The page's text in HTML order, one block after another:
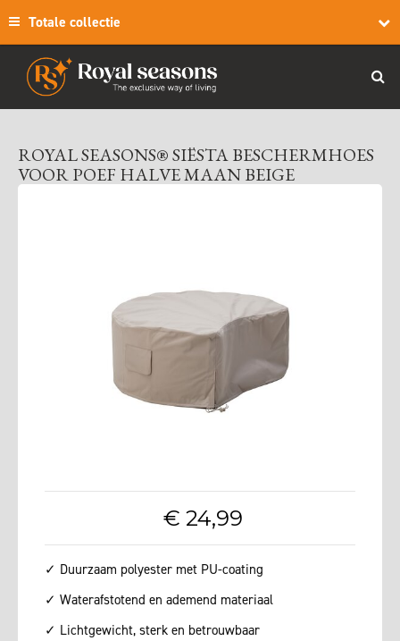
Totale collectie
ROYAL SEASONS® SIËSTA BESCHERMHOES
VOOR POEF HALVE MAAN BEIGE
€ 24,99
✓ Duurzaam polyester met PU-coating
✓ Waterafstotend en ademend materiaal
✓ Lichtgewicht, sterk en betrouwbaar